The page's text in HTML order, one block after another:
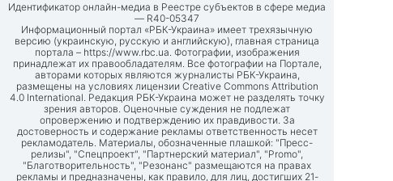
Идентификатор онлайн-медиа в Реестре субъектов в сфере медиа
— R40-05347
Информационный портал «РБК-Украина» имеет трехязычную
версию (украинскую, русскую и английскую), главная страница
портала – https://www.rbc.ua. Фотографии, изображения
принадлежат их правообладателям. Все фотографии на Портале,
авторами которых являются журналисты РБК-Украина,
размещены на условиях лицензии Creative Commons Attribution
4.0 International. Редакция РБК-Украина может не разделять точку
зрения авторов. Оценочные суждения не подлежат
опровержению и подтверждению их правдивости. За
достоверность и содержание рекламы ответственность несет
рекламодатель. Материалы, обозначенные плашкой: "Пресс-
релизы", "Спецпроект", "Партнерский материал", "Promo",
"Благотворительность", "Резонанс" размещаются на правах
рекламы и предназначены, как правило, для лиц, достигших 21-